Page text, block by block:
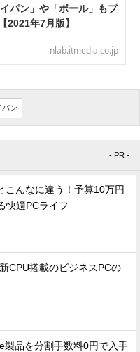
パン」や「ボール」もプ
2021年7月版】
nlab.itmedia.co.jp
パン
- PR -
こんなに違う！予算10万円
快適PCライフ
CPU搭載のビジネスPCの
製品を分割手数料0円で入手